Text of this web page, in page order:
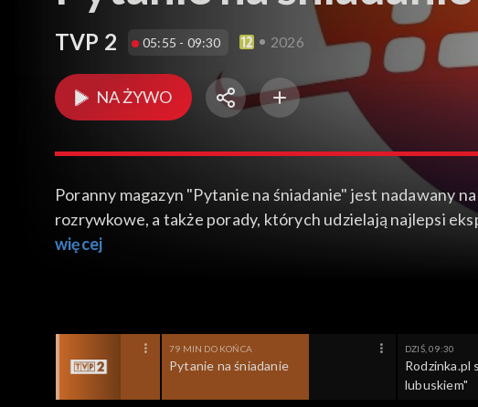
TVP 2 05:55 - 09:30 2026
NA ŻYWO
Poranny magazyn "Pytanie na śniadanie" jest nadawany
rozrywkowe, a także porady, których udzielają najlepsi
Odpowiadają na wszystkie pytania dotyczące
więcej
- pobudka
79 MIN DO KOŃCA
Pytanie na śniadanie
DZIŚ, 09:30
Rodzinka.pl
lubuskiem"